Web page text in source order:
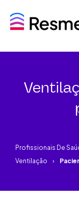
Profissionais De
Ventilação